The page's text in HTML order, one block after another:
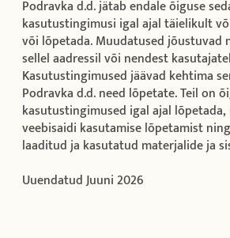
Podravka d.d. jätab endale õiguse
kasutustingimusi igal ajal täielikult
või lõpetada. Muudatused jõustuvad
sellel aadressil või nendest
Kasutustingimused jäävad kehtima
Podravka d.d. need lõpetate. Teil on
kasutustingimused igal ajal
veebisaidi kasutamise lõpetamist
laaditud ja kasutatud materjalide ja
Uuendatud Juuni 2026